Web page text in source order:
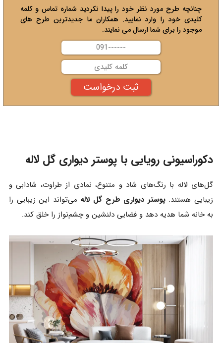
چنانچه طرح مورد نظر خود را پیدا نکردید شماره تماس و کلمه
کلیدی خود را وارد نمایید. همکاران ما جدیدترین طرح های
موجود را برای شما ارسال می نمایند.
دکوراسیونی رویایی با پوستر دیواری گل لاله
گل‌های لاله با رنگ‌های شاد و متنوع، نمادی از طراوت، شادابی و
زیبایی هستند.پوستر دیواری طرح گل لاله می‌تواند این زیبایی را
به خانه شما هدیه دهد و فضایی دلنشین و چشم‌نواز را خلق کند.